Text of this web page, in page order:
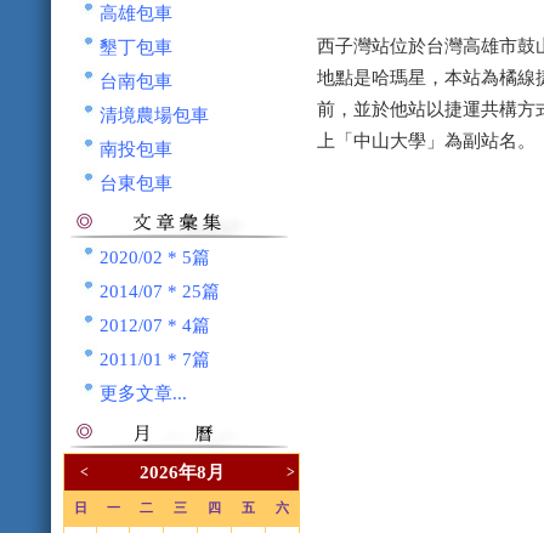
高雄包車
墾丁包車
台南包車
清境農場包車
南投包車
台東包車
2020/02 * 5篇
2014/07 * 25篇
2012/07 * 4篇
2011/01 * 7篇
更多文章...
< 2026年8月 >
日 一 二 三 四 五 六
西子灣站位於台灣高雄市
地點是哈瑪星，本站為橘
前，並於他站以捷運共構
上「中山大學」為副站名